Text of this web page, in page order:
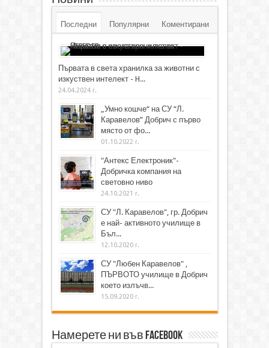
Последни Популярни Коментирани
Първата в света хранилка за животни с
изкуствен интелект - H...
24.04.2024 г.
„Умно кошче“ на СУ “Л.
Каравелов” Добрич с първо
място от фо...
01.10.2022 г.
"Антекс Електроник"-
Добричка компания на
световно ниво
24.10.2021 г.
СУ "Л. Каравелов", гр. Добрич
е най- активното училище в
Бъл...
12.10.2020 г.
СУ "Любен Каравелов" ,
ПЪРВОТО училище в Добрич
което излъчв...
15.09.2020 г.
Намерете ни във Facebook